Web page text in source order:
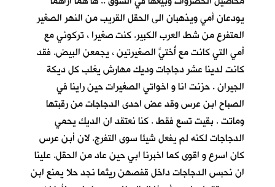
يودعان أمي ويذهبان الى الحقل القريب من النهر الصغير
المتفرع من شط العرب الكبير. كنت صغيرا ، تركوني مع
أمي التي كانت مع أُختيَّ الصغيرتين ، يجمعن البيض. فقد
كانت لدينا عشر دجاجات وديك مهارش يغلب كل ديكة
الجيران . حزنت انا و اخواتي الصغيرات حين راينا في
الصباح ابن عرس وقد عض احدى الدجاجات من رقبتها
وماتت . بقيت تسع فقط . كنا نعتقد ان الديك يحمي
الدجاجات لكنه لم يفعل شيئا سوى التفرج. لان أبن عرس
كان اسرع و اقوى كما اخبرنا ابي حين عاد من الحقل. علينا
ان نحبس الدجاجات داخل قفصهن ريثما نجد حلا يمنع ابن